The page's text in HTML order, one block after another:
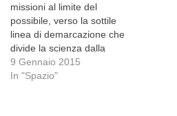
missioni al limite del
possibile, verso la sottile
linea di demarcazione che
divide la scienza dalla
fantascienza. E se lo sbarco
del lander Philae sulla
9 Gennaio 2015
In "Spazio"